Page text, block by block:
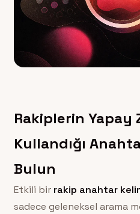
Rakiplerin Yapay
Kullandığı
Bulun
Etkili bir rakip anahtar
sadece geleneksel arama